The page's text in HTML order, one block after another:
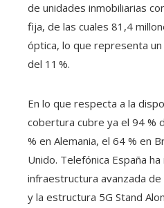
de unidades inmobiliarias
fija, de las cuales 81,4
óptica, lo que representa
del 11 %.
En lo que respecta a la
cobertura cubre ya el 94 %
% en Alemania, el 64 % en
Unido. Telefónica España
infraestructura avanzada de
y la estructura 5G Stand